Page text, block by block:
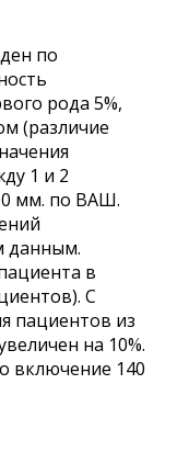
по
рода 5%,
(различие
1 и 2
мм. по ВАШ.
данным.
в
С
пациентов из
на 10%.
включение 140